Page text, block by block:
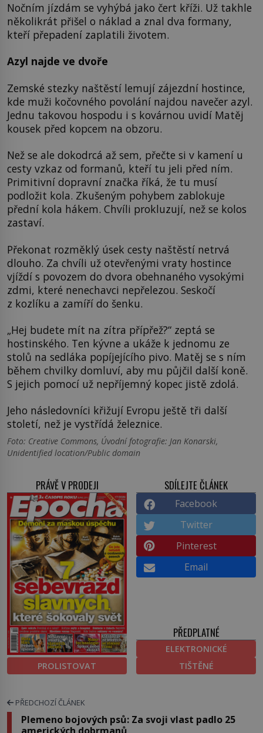
Nočním jízdám se vyhýbá jako čert kříži. Už takhle
několikrát přišel o náklad a znal dva formany,
kteří přepadení zaplatili životem.
Azyl najde ve dvoře
Zemské stezky naštěstí lemují zájezdní hostince,
kde muži kočovného povolání najdou navečer azyl.
Jednu takovou hospodu i s kovárnou uvidí Matěj
kousek před kopcem na obzoru.
Než se ale dokodrcá až sem, přečte si v kamení u
cesty vzkaz od formanů, kteří tu jeli před ním.
Primitivní dopravní značka říká, že tu musí
podložit kola. Zkušeným pohybem zablokuje
přední kola hákem. Chvíli prokluzují, než se kolos
zastaví.
Překonat rozměklý úsek cesty naštěstí netrvá
dlouho. Za chvíli už otevřenými vraty hostince
vjíždí s povozem do dvora obehnaného vysokými
zdmi, které nenechavci nepřelezou. Seskočí
z kozlíku a zamíří do šenku.
„Hej budete mít na zítra přípřež?“ zeptá se
hostinského. Ten kývne a ukáže k jednomu ze
stolů na sedláka popíjejícího pivo. Matěj se s ním
během chvilky domluví, aby mu půjčil další koně.
S jejich pomocí už nepříjemný kopec jistě zdolá.
Jeho následovníci křižují Evropu ještě tři další
století, než je vystřídá železnice.
Foto: Creative Commons, Úvodní fotografie: Jan Konarski,
Unidentified location/Public domain
PRÁVĚ V PRODEJI
PROLISTOVAT
SDÍLEJTE ČLÁNEK
Facebook
Twitter
Pinterest
Email
PŘEDPLATNÉ
ELEKTRONICKÉ
TIŠTĚNÉ
PŘEDCHOZÍ ČLÁNEK
Plemeno bojových psů: Za svoji vlast padlo 25